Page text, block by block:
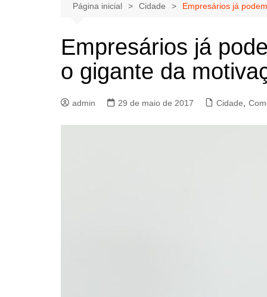
Pedro Saldida
Bruno Yashinishi
Página inicial Cidade Empresários já
Empresários já
o gigante da
admin 29 de maio de 2017 Cidade,